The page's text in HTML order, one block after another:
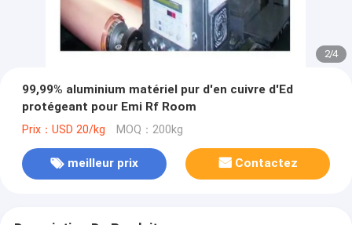
2/4
99,99% aluminium matériel pur d'en cuivre d'Ed
protégeant pour Emi Rf Room
Prix：USD 20/kg MOQ：200kg
meilleur prix Contactez